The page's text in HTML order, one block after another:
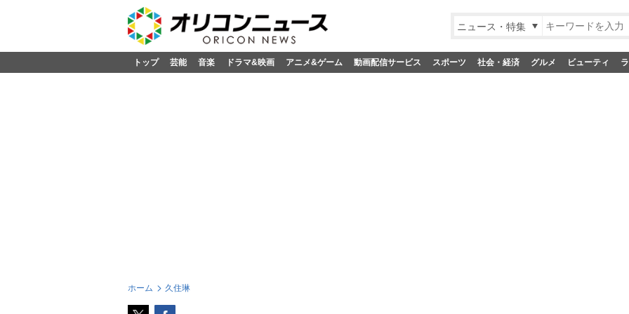
ニュース・特集
トップ 芸能 音楽 ドラマ&映画 アニメ&ゲーム 動画配信サービス スポーツ 社会・経済 グルメ ビューティ
ホーム 久住琳